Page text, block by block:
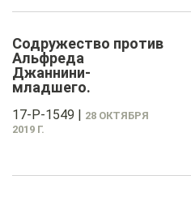
Содружество против
Альфреда
Джаннини-
младшего.
17-P-1549 | 28 ОКТЯБРЯ
2019 Г.